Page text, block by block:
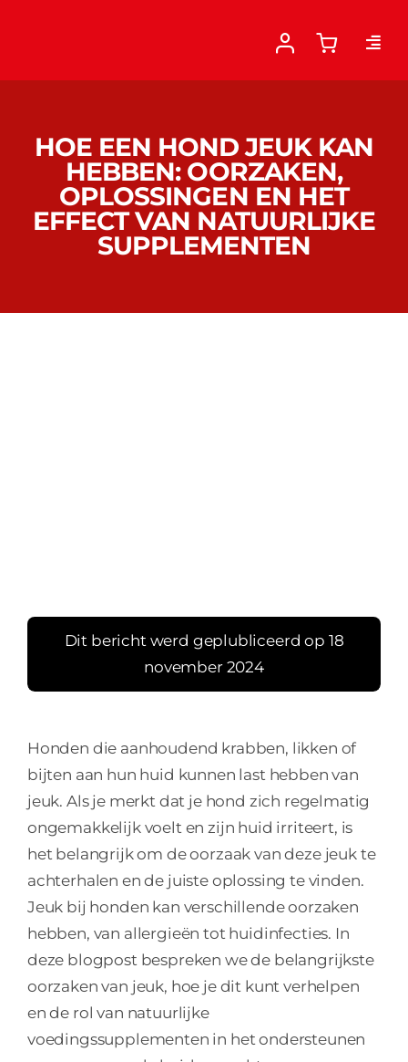
HOE EEN HOND JEUK KAN
HEBBEN: OORZAKEN,
OPLOSSINGEN EN HET
EFFECT VAN NATUURLIJKE
SUPPLEMENTEN
Dit bericht werd geplubliceerd op 18
november 2024
Honden die aanhoudend krabben, likken of
bijten aan hun huid kunnen last hebben van
jeuk. Als je merkt dat je hond zich regelmatig
ongemakkelijk voelt en zijn huid irriteert, is
het belangrijk om de oorzaak van deze jeuk te
achterhalen en de juiste oplossing te vinden.
Jeuk bij honden kan verschillende oorzaken
hebben, van allergieën tot huidinfecties. In
deze blogpost bespreken we de belangrijkste
oorzaken van jeuk, hoe je dit kunt verhelpen
en de rol van natuurlijke
voedingssupplementen in het ondersteunen